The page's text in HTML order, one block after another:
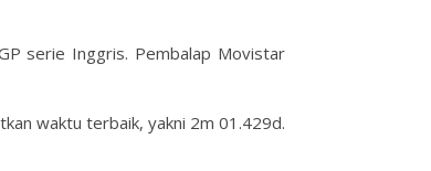
serie Inggris. Pembalap Movistar
waktu terbaik, yakni 2m 01.429d.